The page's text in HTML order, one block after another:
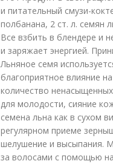
и питательный смузи-
полбанана, 2 ст. л. семян
Все взбить в блендере и
и заряжает энергией.
Льняное семя
благоприятное влияние
количество
для молодости, сияние
семена льна как в сухом
регулярном приеме
шелушение и высыпания.
за волосами с помощью